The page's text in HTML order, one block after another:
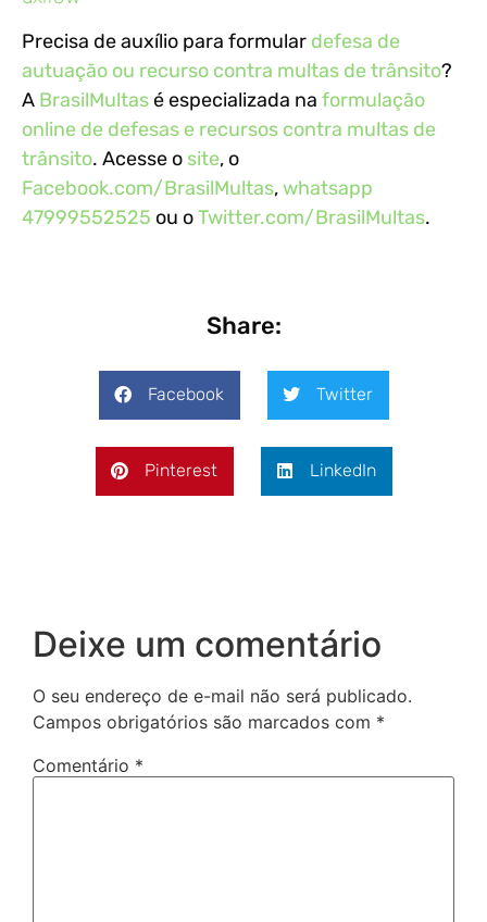
Precisa de auxílio para formular defesa de
autuação ou recurso contra multas de trânsito?
A BrasilMultasé especializada na formulação
online de defesas e recursos contra multas de
trânsito. Acesse o site, o
Facebook.com/BrasilMultas,whatsapp
47999552525 ou oTwitter.com/BrasilMultas.
Share:
Facebook Twitter
Pinterest LinkedIn
Deixe um comentário
O seu endereço de e-mail não será publicado.
Campos obrigatórios são marcados com *
Comentário *